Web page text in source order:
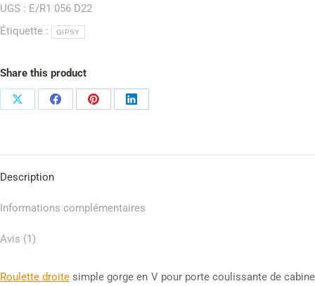
UGS : E/R1 056 D22
Étiquette :
GIPSY
Share this product
Description
Informations complémentaires
Avis (1)
Roulette droite simple gorge en V pour porte coulissante de cabine